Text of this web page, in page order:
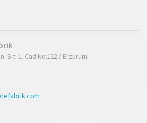
Sit. 1. Cad No:122 / Erzurum